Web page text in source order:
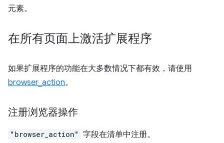
元素。
在所有页面上激活扩展程序
如果扩展程序的功能在大多数情况下都有效，请使用
browser_action。
注册浏览器操作
"browser_action" 字段在清单中注册。